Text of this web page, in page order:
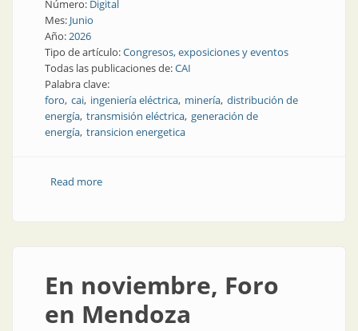
Número: Digital
Mes: Junio
Año:2026
Tipo de artículo:Congresos, exposiciones y eventos
Todas las publicaciones de:CAI
Palabra clave:
foro cai ingeniería eléctrica minería distribución de
energía transmisión eléctrica generación de
energía transicion energetica
Read moreabout Infraestructura eléctrica y talento: los grandes
En noviembre, Foro
en Mendoza